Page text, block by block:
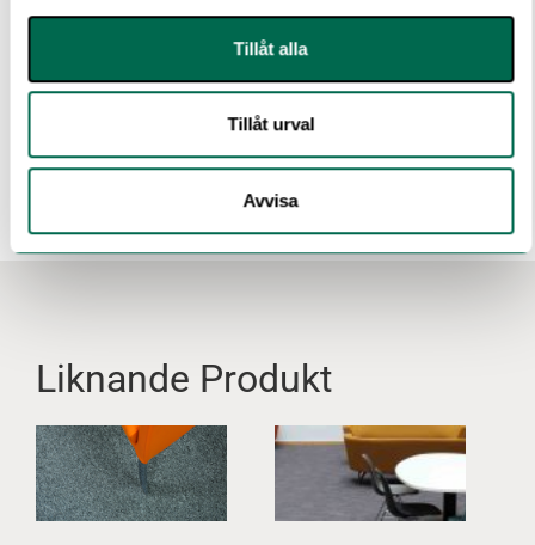
Tillåt alla
Tillåt urval
Avvisa
Liknande Produkt